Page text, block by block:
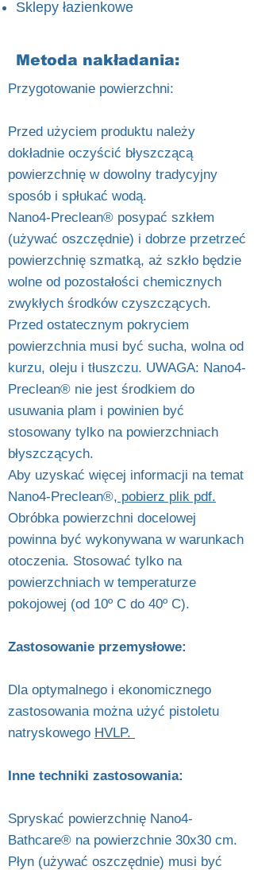
Sklepy łazienkowe
Metoda nakładania:
Przygotowanie powierzchni:
Przed użyciem produktu należy
dokładnie oczyścić błyszczącą
powierzchnię w dowolny tradycyjny
sposób i spłukać wodą.
Nano4-Preclean® posypać szkłem
(używać oszczędnie) i dobrze przetrzeć
powierzchnię szmatką, aż szkło będzie
wolne od pozostałości chemicznych
zwykłych środków czyszczących.
Przed ostatecznym pokryciem
powierzchnia musi być sucha, wolna od
kurzu, oleju i tłuszczu. UWAGA: Nano4-
Preclean® nie jest środkiem do
usuwania plam i powinien być
stosowany tylko na powierzchniach
błyszczących.
Aby uzyskać więcej informacji na temat
Nano4-Preclean®, pobierz plik pdf.
Obróbka powierzchni docelowej
powinna być wykonywana w warunkach
otoczenia. Stosować tylko na
powierzchniach w temperaturze
pokojowej (od 10º C do 40º C).
Zastosowanie przemysłowe:
Dla optymalnego i ekonomicznego
zastosowania można użyć pistoletu
natryskowego HVLP.
Inne techniki zastosowania:
Spryskać powierzchnię Nano4-
Bathcare® na powierzchnie 30x30 cm.
Płyn (używać oszczędnie) musi być